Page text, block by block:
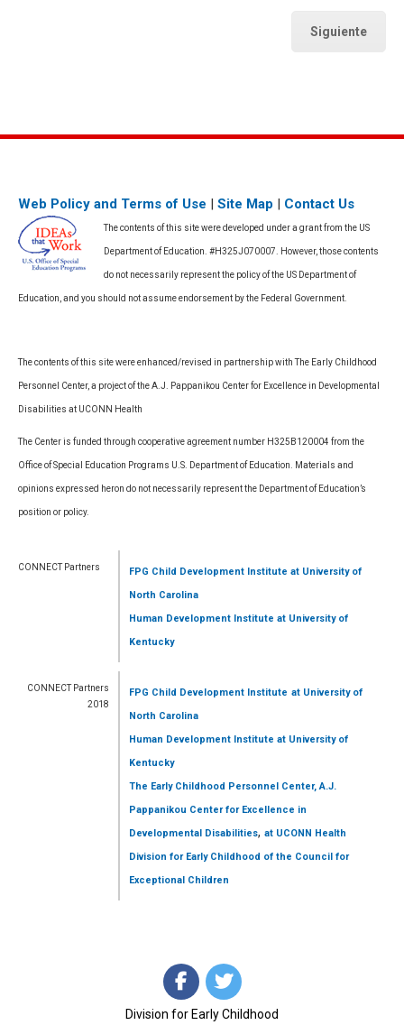
Siguiente
Web Policy and Terms of Use Site Map Contact Us
The contents of this site were developed under a grant from the US
Department of Education. #H325J070007. However, those contents
do not necessarily represent the policy of the US Department of
Education, and you should not assume endorsement by the Federal Government.
The contents of this site were enhanced/revised in partnership with The Early Childhood
Personnel Center, a project of the A.J. Pappanikou Center for Excellence in Developmental
Disabilities at UCONN Health
The Center is funded through cooperative agreement number H325B120004 from the
Office of Special Education Programs U.S. Department of Education. Materials and
opinions expressed heron do not necessarily represent the Department of Education’s
position or policy.
CONNECT Partners FPG Child Development Institute at University of
North Carolina
Human Development Institute at University of
Kentucky
CONNECT Partners
2018
FPG Child Development Institute at University of
North Carolina
Human Development Institute at University of
Kentucky
The Early Childhood Personnel Center, A.J.
Pappanikou Center for Excellence in
Developmental Disabilities,at UCONN Health
Division for Early Childhood of the Council for
Exceptional Children
Division for Early Childhood